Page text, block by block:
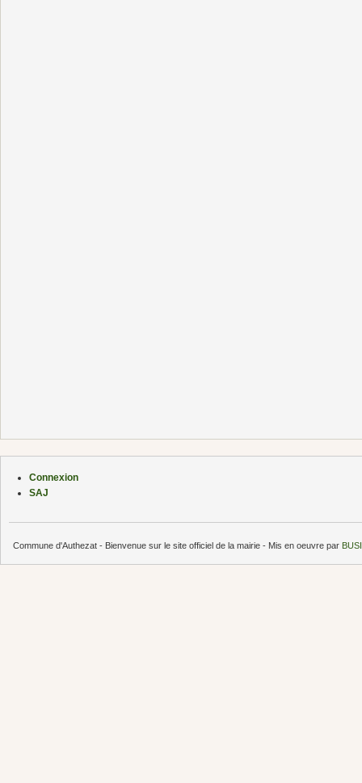
Connexion
SAJ
Commune d'Authezat - Bienvenue sur le site officiel de la mairie - Mis en oeuvre par